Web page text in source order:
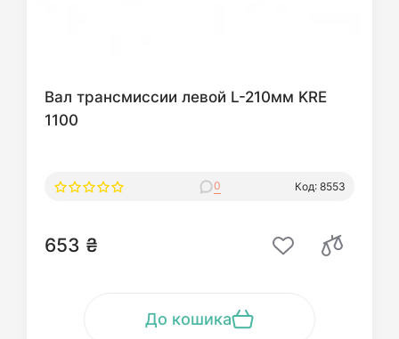
Вал трансмиссии левой L-210мм KRE
1100
0 Код: 8553
653 ₴
До кошика